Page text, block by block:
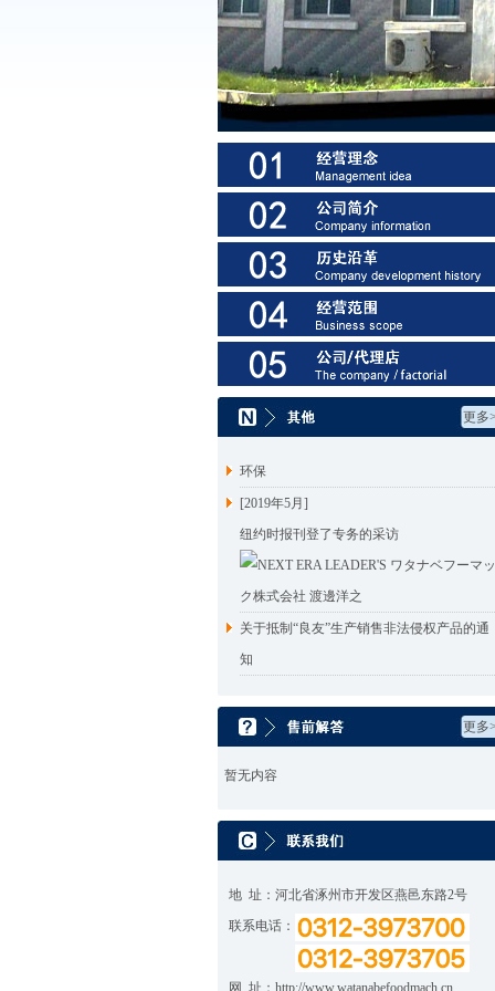
更多
环保
[2019年5月]
纽约时报刊登了专务的采访
关于抵制“良友”生产销售非法侵权产品的通
知
更多
暂无内容
地 址：河北省涿州市开发区燕邑东路2号
联系电话：
网 址： http://www.watanabefoodmach.cn